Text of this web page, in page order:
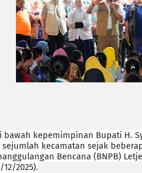
kepemimpinan Bupati H.
kecamatan sejak
Bencana (BNPB)
2025).